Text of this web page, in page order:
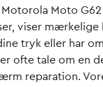
Moto G62
viser mærkelige
tryk eller har
ofte tale om en
reparation.